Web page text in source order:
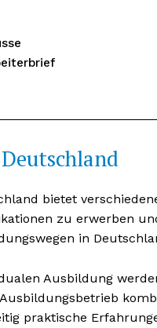
bietet
zu erwerben
in
Ausbildung
praktische